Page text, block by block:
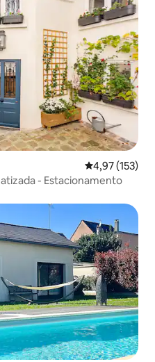
4,97 de uma
4,97 (153)
- Estacionamento
hóspedes